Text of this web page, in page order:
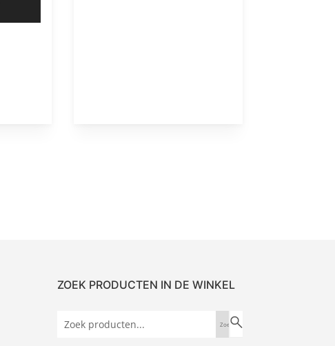
ZOEK PRODUCTEN IN DE WINKEL